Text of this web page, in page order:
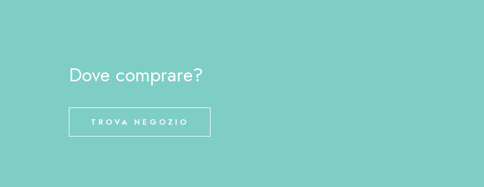
Dove comprare?
TROVA NEGOZIO